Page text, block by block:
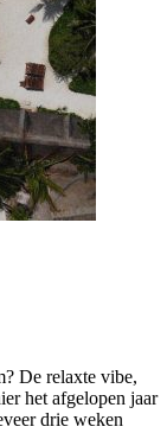
De relaxte vibe,
het afgelopen jaar
drie weken